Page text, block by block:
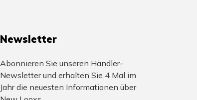
Newsletter
Abonnieren Sie unseren Händler-
Newsletter und erhalten Sie 4 Mal im
Jahr die neuesten Informationen über